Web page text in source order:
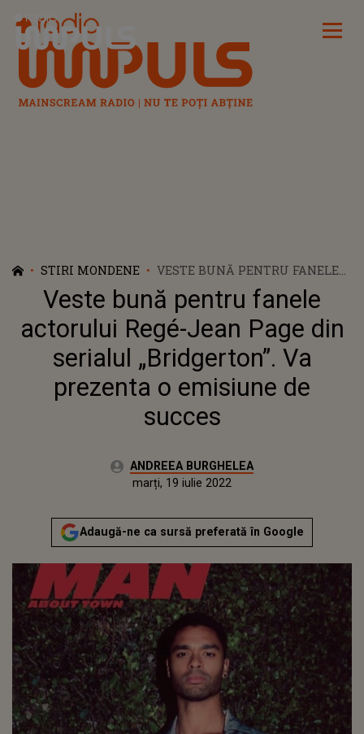
Radio Impuls
STIRI MONDENE
VESTE BUNĂ PENTRU FANELE
ACTORULUI REGÉ-JEAN PAGE
DIN SERIALUL „BRIDGERTON”.
VA PREZENTA O EMISIUNE DE
SUCCES
Veste bună pentru fanele
actorului Regé-Jean Page din
serialul „Bridgerton”. Va
prezenta o emisiune de
succes
Autor:ANDREEA BURGHELEA
Actualizat:
marți, 19 iulie 2022
Adaugă-ne ca sursă preferată în Google